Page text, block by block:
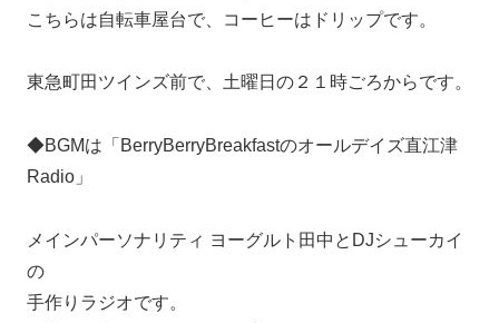
こちらは自転車屋台で、コーヒーはドリップです。
東急町田ツインズ前で、土曜日の２１時ごろからです。
◆BGMは「BerryBerryBreakfastのオールデイズ直江津
Radio」
メインパーソナリティ ヨーグルト田中とDJシューカイ
の
手作りラジオです。